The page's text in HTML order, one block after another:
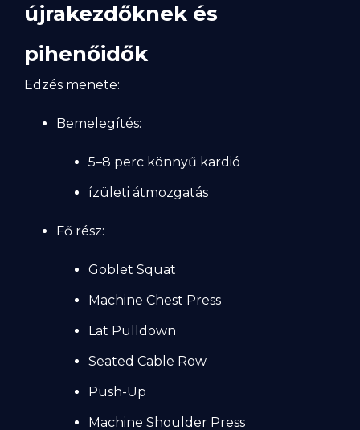
újrakezdőknek és
pihenőidők
Edzés menete:
Bemelegítés:
5–8 perc könnyű kardió
ízületi átmozgatás
Fő rész:
Goblet Squat
Machine Chest Press
Lat Pulldown
Seated Cable Row
Push-Up
Machine Shoulder Press